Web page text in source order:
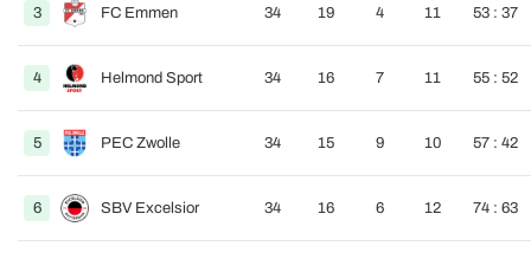
3 FC Emmen 34 19 4 11 53 : 37
4 Helmond Sport 34 16 7 11 55 : 52
5 PEC Zwolle 34 15 9 10 57 : 42
6 SBV Excelsior 34 16 6 12 74 : 63